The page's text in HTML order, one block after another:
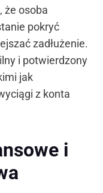
że osoba
pokryć
zadłużenie.
i potwierdzony
jak
z konta
i